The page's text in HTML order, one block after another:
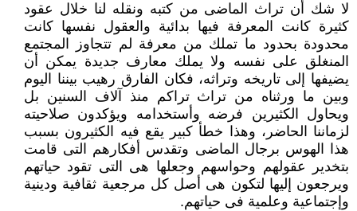
لا شك أن تراث الماضى من كتبه ونقله لنا خلال عقود
كثيرة كانت المعرفة فيها بدائية والعقول نفسها كانت
محدودة بحدود ما تملك من ‏معرفة لم تتجاوز المجتمع
المنغلق على نفسه ولا يملك معارف جديدة يمكن أن
يضيفها إلى تاريخه وتراثه، فكان الفارق رهيب بيننا اليوم
‏وبين ما ورثناه من تراث تراكم منذ آلاف السنين بل
ويحاول الكثيرين فرضه وأستخدامه ويؤكدون صلاحيته
لزماننا الحاضر، وهذا خطأ ‏كبير يقع فيه الكثيرون بسبب
هذا الهوس برجال الماضى وتقدس أفكارهم التى قامت
بتخدير عقولهم وحواسهم وجعلها هى التى تقود ‏حياتهم
ويرجعون إليها لتكون هى أصل كل مرجعية ثقافية ودينية
وإجتماعية وعلمية فى حياتهم.‏